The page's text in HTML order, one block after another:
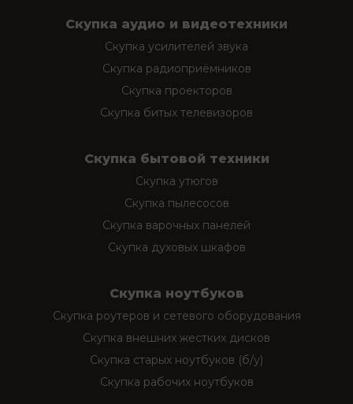
Скупка аудио и видеотехники
Скупка усилителей звука
Скупка радиоприёмников
Скупка проекторов
Скупка битых телевизоров
Скупка бытовой техники
Скупка утюгов
Скупка пылесосов
Скупка варочных панелей
Скупка духовых шкафов
Скупка ноутбуков
Скупка роутеров и сетевого оборудования
Скупка внешних жестких дисков
Скупка старых ноутбуков (б/у)
Скупка рабочих ноутбуков